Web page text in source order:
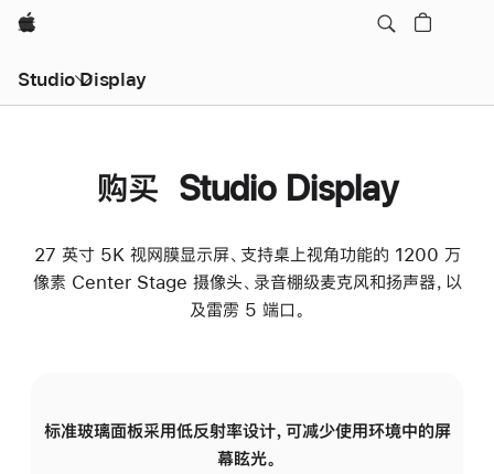
Apple
Studio Display
购买 Studio Display
27 英寸 5K 视网膜显示屏、支持桌上视角功能的 1200 万
像素 Center Stage 摄像头、录音棚级麦克风和扬声器，以
及雷雳 5 端口。
标准玻璃面板采用低反射率设计，可减少使用环境中的屏
幕眩光。